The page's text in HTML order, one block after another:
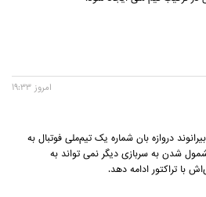
امروز 19:33
دروازه بان شماره یک تیم‌ملی فوتبال به
شدن به سربازی دیگر نمی تواند به
با تراکتور ادامه دهد.